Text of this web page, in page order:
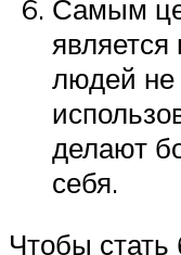
Самым
людей не
делают
себя.
Чтобы